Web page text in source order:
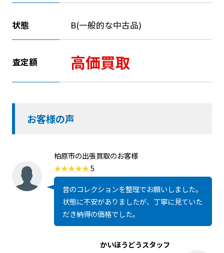
状態 B(一般的な中古品)
査定額 高価買取
お客様の声
柏原市の出張買取のお客様
5
昔のコレクションを整理でお願いしました。
状態に不安がありましたが、丁寧に見ていた
だき納得の価格でした。
かいほうどうスタッフ